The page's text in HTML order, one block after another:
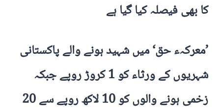
کا بھی فیصلہ کیا گیا ہے
’معرکہء حق‘ میں شہید ہونے والے پاکستانی
شہریوں کے ورثاء کو 1 کروڑ روپے جبکہ
زخمی ہونے والوں کو 10 لاکھ روپے سے 20